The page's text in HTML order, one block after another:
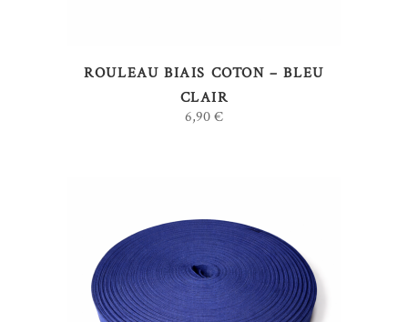
ROULEAU BIAIS COTON – BLEU
CLAIR
6,90€
AJOUTER AU PANIER